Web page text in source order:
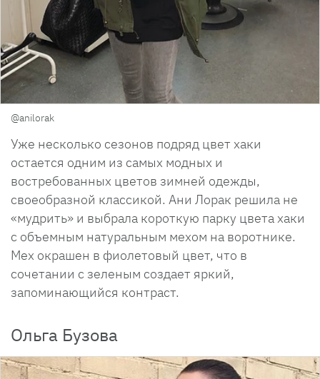
@anilorak
Уже несколько сезонов подряд цвет хаки
остается одним из самых модных и
востребованных цветов зимней одежды,
своеобразной классикой. Ани Лорак решила не
«мудрить» и выбрала короткую парку цвета хаки
с объемным натуральным мехом на воротнике.
Мех окрашен в фиолетовый цвет, что в
сочетании с зеленым создает яркий,
запоминающийся контраст.
Ольга Бузова